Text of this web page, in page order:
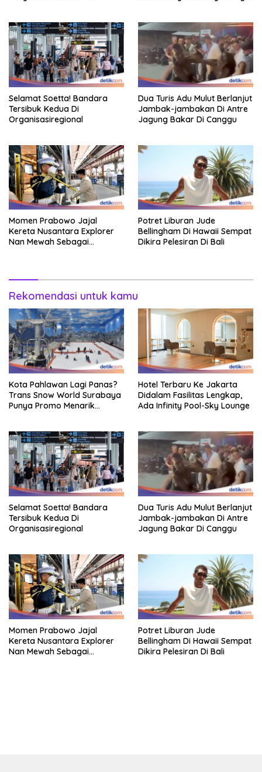
Selamat Soetta! Bandara
Tersibuk Kedua Di
Organisasiregional
Dua Turis Adu Mulut Berlanjut
Jambak-jambakan Di Antre
Jagung Bakar Di Canggu
Momen Prabowo Jajal
Kereta Nusantara Explorer
Nan Mewah Sebagai
Potret Liburan Jude
Bellingham Di Hawaii Sempat
Dikira Pelesiran Di Bali
Rekomendasi untuk kamu
Kota Pahlawan Lagi Panas?
Trans Snow World Surabaya
Punya Promo Menarik
Hotel Terbaru Ke Jakarta
Didalam Fasilitas Lengkap,
Ada Infinity Pool-Sky Lounge
Selamat Soetta! Bandara
Tersibuk Kedua Di
Organisasiregional
Dua Turis Adu Mulut Berlanjut
Jambak-jambakan Di Antre
Jagung Bakar Di Canggu
Momen Prabowo Jajal
Kereta Nusantara Explorer
Nan Mewah Sebagai
Potret Liburan Jude
Bellingham Di Hawaii Sempat
Dikira Pelesiran Di Bali